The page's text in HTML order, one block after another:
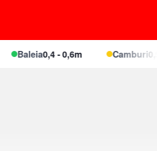
Baleia0,4 - 0,6m Camburi0,5